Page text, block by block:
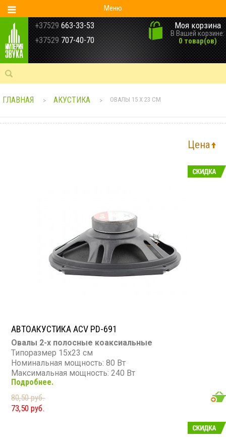
Меню
+37529 663-33-53
+37529 707-40-70
Моя корзина
В Вашей корзине:
0 товар(ов)
ГЛАВНАЯ > АКУСТИКА > ОВАЛЫ 15 Х 23 СМ
Цена
АВТОАКУСТИКА ACV PD-691
Овалы 2-х полосные коаксиальные
Типоразмер 15х23 см
Номинальная мощность: 80 Вт
Максимальная мощность: 240 Вт
Диапазон частот: 70 - 25 000 Гц
Чувствительность: 91 дБ
Сопротивление: 4 Ом
Подробнее.
80,50 руб.
73,50 руб.